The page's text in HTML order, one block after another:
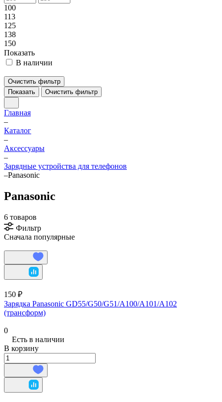
100
113
125
138
150
Показать
В наличии
Очистить фильтр
Показать
Очистить фильтр
Главная
–
Каталог
–
Аксессуары
–
Зарядные устройства для телефонов
–Panasonic
Panasonic
6 товаров
Фильтр
Сначала популярные
150 ₽
Зарядка Panasonic GD55/G50/G51/A100/A101/A102
(трансформ)
0
Есть в наличии
В корзину